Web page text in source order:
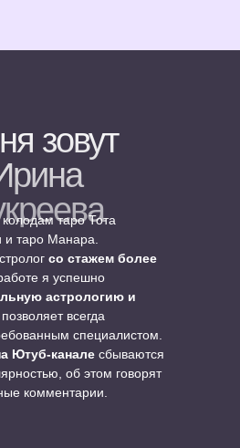
зовут
таро Тота
и таро Манара.
со стажем более
я успешно
астрологию и
позволяет всегда
специалистом.
Ютуб-канале сбываются
об этом говорят
комментарии.